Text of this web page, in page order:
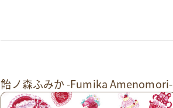
飴ノ森ふみか -Fumika Amenomori-